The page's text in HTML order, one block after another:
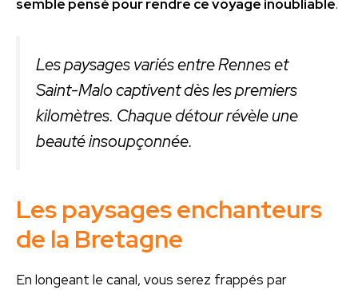
semble pensé pour rendre ce voyage inoubliable.
Les paysages variés entre Rennes et
Saint-Malo captivent dès les premiers
kilomètres. Chaque détour révèle une
beauté insoupçonnée.
Les paysages enchanteurs
de la Bretagne
En longeant le canal, vous serez frappés par